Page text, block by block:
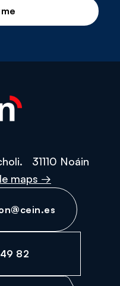
31110 Noáin
maps →
82